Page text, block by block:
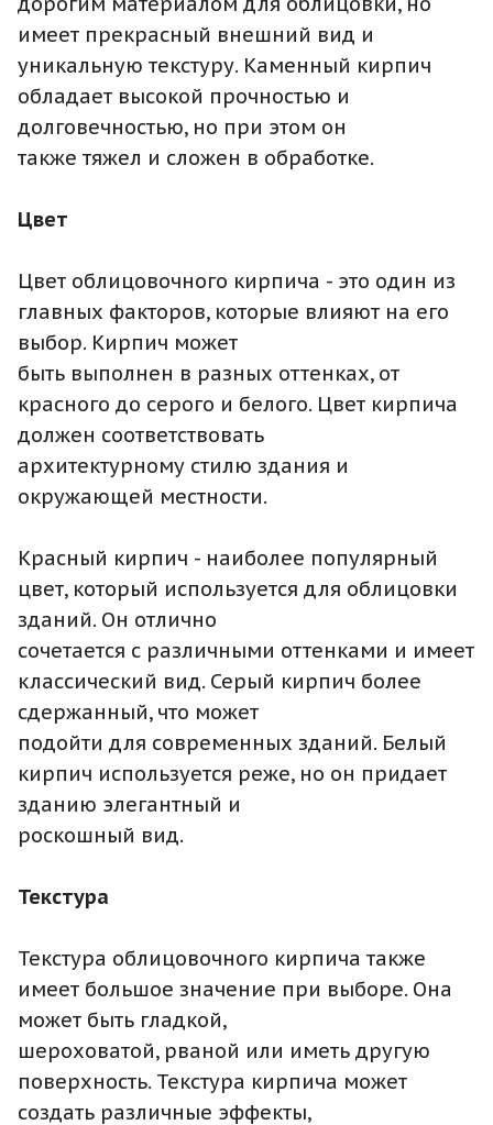
имеет прекрасный внешний вид и
уникальную текстуру. Каменный кирпич
обладает высокой прочностью и
долговечностью, но при этом он
также тяжел и сложен в обработке.
Цвет
Цвет облицовочного кирпича - это один из
главных факторов, которые влияют на его
выбор. Кирпич может
быть выполнен в разных оттенках, от
красного до серого и белого. Цвет кирпича
должен соответствовать
архитектурному стилю здания и
окружающей местности.
Красный кирпич - наиболее популярный
цвет, который используется для облицовки
зданий. Он отлично
сочетается с различными оттенками и имеет
классический вид. Серый кирпич более
сдержанный, что может
подойти для современных зданий. Белый
кирпич используется реже, но он придает
зданию элегантный и
роскошный вид.
Текстура
Текстура облицовочного кирпича также
имеет большое значение при выборе. Она
может быть гладкой,
шероховатой, рваной или иметь другую
поверхность. Текстура кирпича может
создать различные эффекты,